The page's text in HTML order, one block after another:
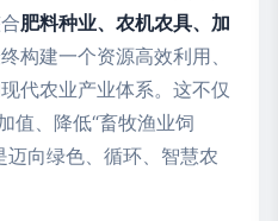
肥料种业、农机农具、加
构建一个资源高效利用、
代农业产业体系。这不仅
值、降低“畜牧渔业饲
迈向绿色、循环、智慧农